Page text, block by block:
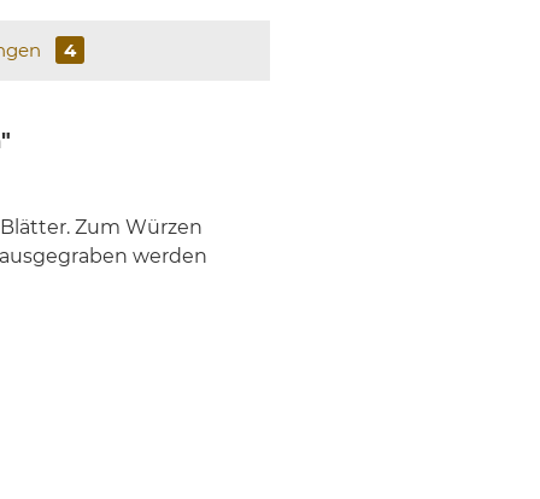
4
Zum Würzen
werden